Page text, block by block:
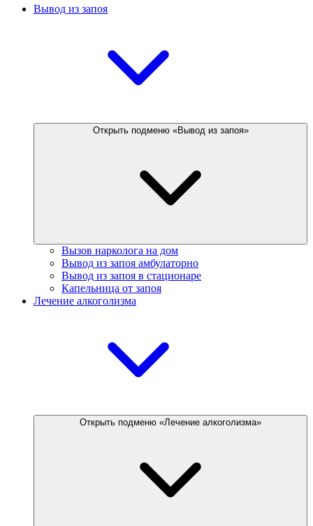
Вывод из запоя
Открыть подменю «Вывод из запоя»
Вызов нарколога на дом
Вывод из запоя амбулаторно
Вывод из запоя в стационаре
Капельница от запоя
Лечение алкоголизма
Открыть подменю «Лечение алкоголизма»